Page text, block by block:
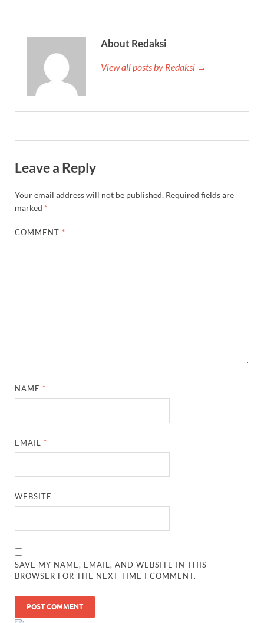
About Redaksi
View all posts by Redaksi →
Leave a Reply
Your email address will not be published. Required fields are
marked *
COMMENT *
NAME *
EMAIL *
WEBSITE
SAVE MY NAME, EMAIL, AND WEBSITE IN THIS
BROWSER FOR THE NEXT TIME I COMMENT.